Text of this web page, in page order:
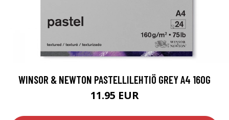
WINSOR & NEWTON PASTELLILEHTIÖ GREY A4 160G
11.95 EUR